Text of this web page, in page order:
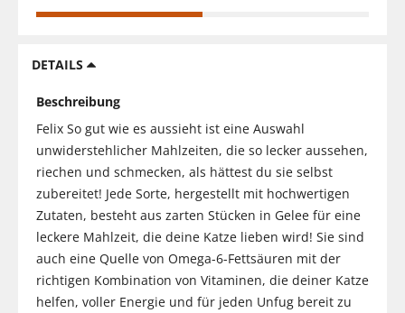
DETAILS
Beschreibung
Felix So gut wie es aussieht ist eine Auswahl
unwiderstehlicher Mahlzeiten, die so lecker aussehen,
riechen und schmecken, als hättest du sie selbst
zubereitet! Jede Sorte, hergestellt mit hochwertigen
Zutaten, besteht aus zarten Stücken in Gelee für eine
leckere Mahlzeit, die deine Katze lieben wird! Sie sind
auch eine Quelle von Omega-6-Fettsäuren mit der
richtigen Kombination von Vitaminen, die deiner Katze
helfen, voller Energie und für jeden Unfug bereit zu